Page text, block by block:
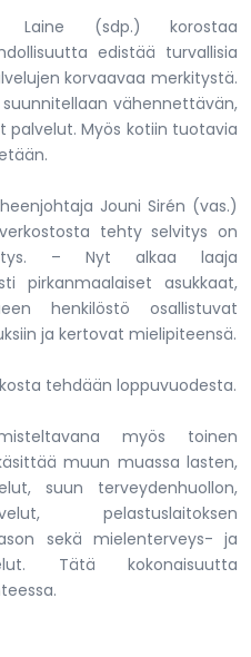
Laine (sdp.) korostaa
edistää turvallisia
korvaavaa merkitystä.
vähennettävän,
palvelut. Myös kotiin tuotavia
Jouni Sirén (vas.)
tehty selvitys on
– Nyt alkaa laaja
pirkanmaalaiset asukkaat,
henkilöstö osallistuvat
ja kertovat mielipiteensä.
tehdään loppuvuodesta.
myös toinen
muun muassa lasten,
suun terveydenhuollon,
pelastuslaitoksen
sekä mielenterveys- ja
Tätä kokonaisuutta